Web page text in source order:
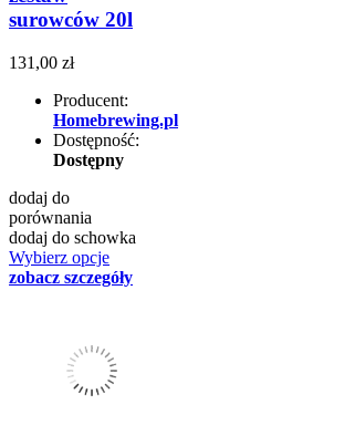
surowców 20l
131,00 zł
Producent:
Homebrewing.pl
Dostępność:
Dostępny
dodaj do
porównania
dodaj do schowka
Wybierz opcje
zobacz szczegóły